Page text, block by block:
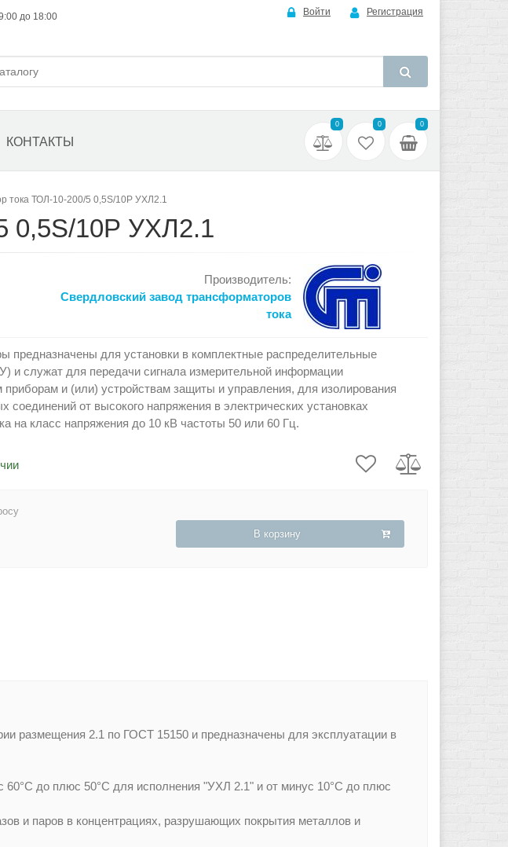
до 18:00 Войти Регистрация
КОНТАКТЫ
0 0 0
тока ТОЛ-10-200/5 0,5S/10Р УХЛ2.1
10Р УХЛ2.1
Производитель:
Свердловский завод трансформаторов
тока
предназначены для установки в комплектные распределительные
и служат для передачи сигнала измерительной информации
и (или) устройствам защиты и управления, для изолирования
соединений от высокого напряжения в электрических установках
на класс напряжения до 10 кВ частоты 50 или 60 Гц.
В корзину
размещения 2.1 по ГОСТ 15150 и предназначены для эксплуатации в
до плюс 50°C для исполнения "УХЛ 2.1" и от минус 10°C до плюс
и паров в концентрациях, разрушающих покрытия металлов и